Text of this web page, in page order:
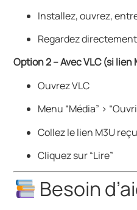
Installez, ouvrez,
Regardez
Option 2 – Avec VLC (si lien
Ouvrez VLC
Menu “Média” >
Collez le lien M3U reçu
Cliquez sur “Lire”
Besoin